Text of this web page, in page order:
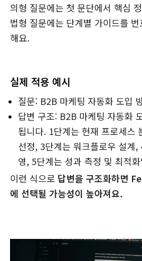
의형 질문에는 첫 문단에서 핵심
법형 질문에는 단계별 가이드를
해요.
실제 적용 예시
질문: B2B 마케팅 자동화 도입
답변 구조: B2B 마케팅 자동화
됩니다. 1단계는 현재 프로세스
선정, 3단계는 워크플로우 설계,
영, 5단계는 성과 측정 및 최적
이런 식으로 답변을 구조화하면
에 선택될 가능성이 높아져요.